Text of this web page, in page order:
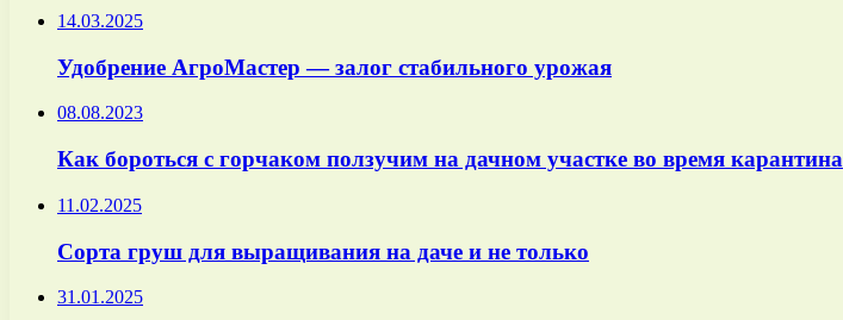
14.03.2025
Удобрение АгроМастер — залог стабильного урожая
08.08.2023
Как бороться с горчаком ползучим на дачном участке во время карантина
11.02.2025
Сорта груш для выращивания на даче и не только
31.01.2025